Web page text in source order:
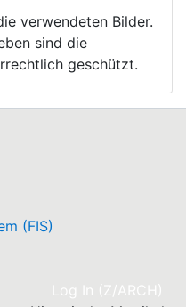
verwendeten Bilder.
sind die
geschützt.
(FIS)
Log In (Z/ARCH)